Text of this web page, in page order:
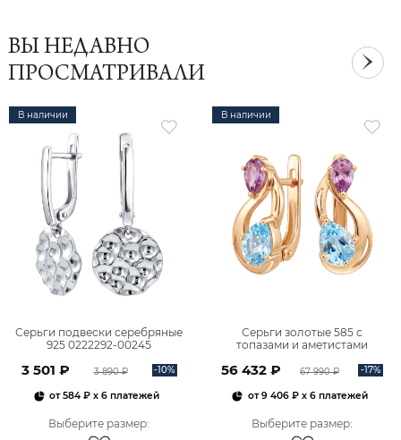
ВЫ НЕДАВНО
ПРОСМАТРИВАЛИ
В наличии
Серьги подвески серебряные
925 0222292-00245
3 501 ₽ 3 890 ₽ -10%
от584 ₽ x 6 платежей
Выберите размер:
В наличии
Серьги золотые 585 с
топазами и аметистами
56 432 ₽ 67 990 ₽ -17%
от9 406 ₽x 6 платежей
Выберите размер: